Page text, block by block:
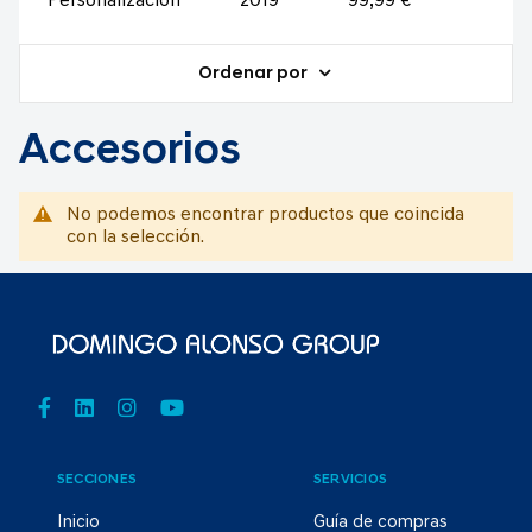
Ordenar por
Accesorios
No podemos encontrar productos que coincida
con la selección.
SECCIONES
Inicio
SERVICIOS
Guía de compras